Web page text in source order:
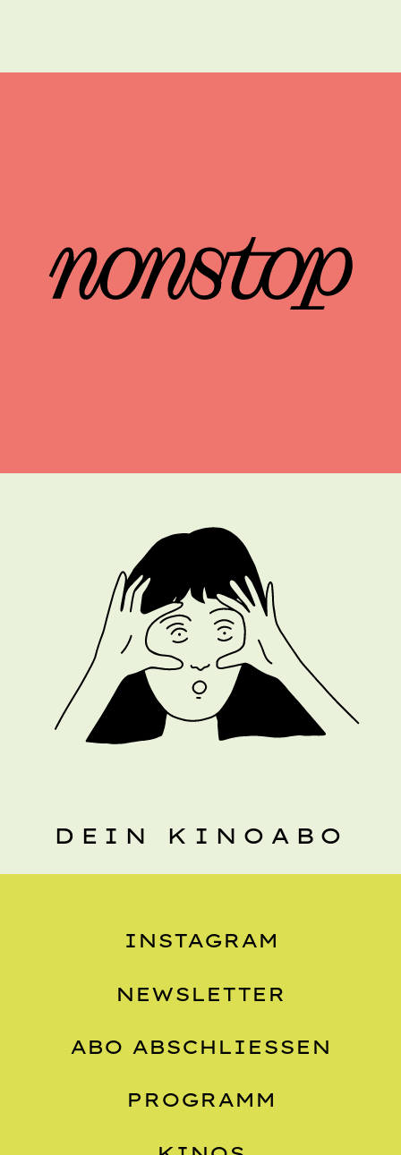
DEIN KINOABO
INSTAGRAM
NEWSLETTER
ABO ABSCHLIESSEN
PROGRAMM